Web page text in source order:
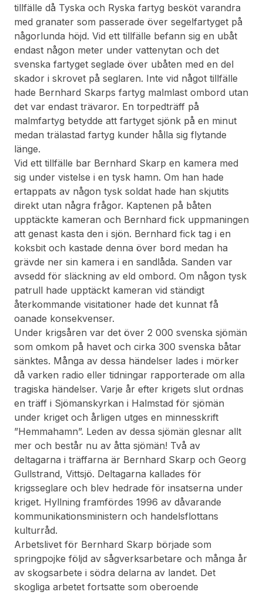
tillfälle då Tyska och Ryska fartyg besköt varandra
med granater som passerade över segelfartyget på
någorlunda höjd. Vid ett tillfälle befann sig en ubåt
endast någon meter under vattenytan och det
svenska fartyget seglade över ubåten med en del
skador i skrovet på seglaren. Inte vid något tillfälle
hade Bernhard Skarps fartyg malmlast ombord utan
det var endast trävaror. En torpedträff på
malmfartyg betydde att fartyget sjönk på en minut
medan trälastad fartyg kunder hålla sig flytande
länge.
Vid ett tillfälle bar Bernhard Skarp en kamera med
sig under vistelse i en tysk hamn. Om han hade
ertappats av någon tysk soldat hade han skjutits
direkt utan några frågor. Kaptenen på båten
upptäckte kameran och Bernhard fick uppmaningen
att genast kasta den i sjön. Bernhard fick tag i en
koksbit och kastade denna över bord medan ha
grävde ner sin kamera i en sandlåda. Sanden var
avsedd för släckning av eld ombord. Om någon tysk
patrull hade upptäckt kameran vid ständigt
återkommande visitationer hade det kunnat få
oanade konsekvenser.
Under krigsåren var det över 2 000 svenska sjömän
som omkom på havet och cirka 300 svenska båtar
sänktes. Många av dessa händelser lades i mörker
då varken radio eller tidningar rapporterade om alla
tragiska händelser. Varje år efter krigets slut ordnas
en träff i Sjömanskyrkan i Halmstad för sjömän
under kriget och årligen utges en minnesskrift
”Hemmahamn”. Leden av dessa sjömän glesnar allt
mer och består nu av åtta sjömän! Två av
deltagarna i träffarna är Bernhard Skarp och Georg
Gullstrand, Vittsjö. Deltagarna kallades för
krigsseglare och blev hedrade för insatserna under
kriget. Hyllning framfördes 1996 av dåvarande
kommunikationsministern och handelsflottans
kulturråd.
Arbetslivet för Bernhard Skarp började som
springpojke följd av sågverksarbetare och många år
av skogsarbete i södra delarna av landet. Det
skogliga arbetet fortsatte som oberoende